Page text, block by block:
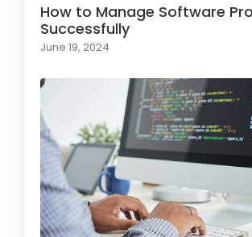
How to Manage Software
Successfully
June 19, 2024